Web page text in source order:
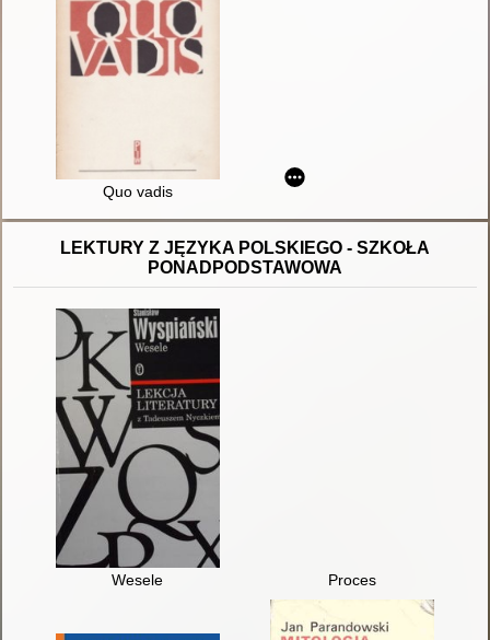
Quo vadis
LEKTURY Z JĘZYKA POLSKIEGO - SZKOŁA
PONADPODSTAWOWA
Wesele Proces